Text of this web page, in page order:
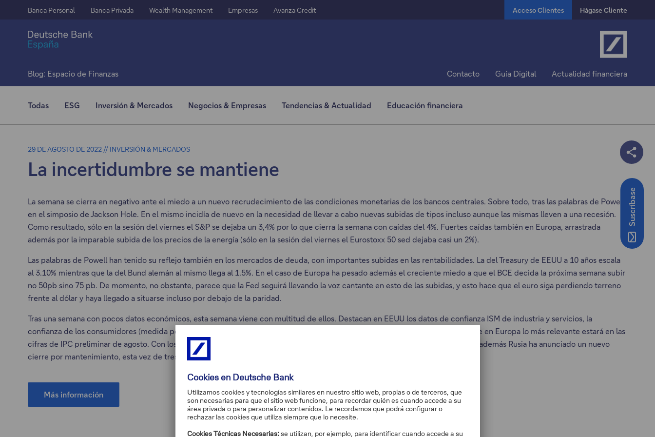
Ir al menú principal
Banca Personal Banca Privada Wealth Management Empresas Avanza Credit Acceso Clientes Hágase Cliente
Blog: Espacio de Finanzas Contacto Guía Digital Actualidad financiera
Todas ESG Inversión & Mercados Negocios & Empresas Tendencias & Actualidad Educación financiera
Suscríbase
29 DE AGOSTO DE 2022 // INVERSIÓN & MERCADOS
La incertidumbre se mantiene
La semana se cierra en negativo ante el miedo a un nuevo recrudecimiento de las condiciones monetarias de los bancos centrales. Sobre todo, tras las palabras de Powell
en el simposio de Jackson Hole. En el mismo incidía de nuevo en la necesidad de llevar a cabo nuevas subidas de tipos incluso aunque las mismas lleven a una recesión.
Como resultado, sólo en la sesión del viernes el S&P se dejaba un 3,4% por lo que cierra la semana con caídas del 4%. Fuertes caídas también en Europa, arrastrada
además por la imparable subida de los precios de la energía (sólo en la sesión del viernes el Eurostoxx 50 sed dejaba casi un 2%).
Las palabras de Powell han tenido su reflejo también en los mercados de deuda, con importantes subidas en las rentabilidades. La del Treasury de EEUU a 10 años escala
al 3.10% mientras que la del Bund alemán al mismo llega al 1.5%. En el caso de Europa ha pesado además el creciente miedo a que el BCE decida la próxima semana subir
no 50pb sino 75 pb. De momento, no obstante, parece que la Fed seguirá llevando la voz cantante en esto de las subidas, y esto hace que el euro siga perdiendo terreno
frente al dólar y haya llegado a situarse incluso por debajo de la paridad.
Tras una semana con pocos datos económicos, esta semana viene con multitud de ellos. Destacan en EEUU los datos de confianza ISM de industria y servicios, la
confianza de los consumidores (medida por el Conference Board) y la cifra de creación de empleo del mes de julio, mientras que en Europa lo más relevante estará en las
cifras de IPC preliminar de agosto. Con los precios de la energía de nuevo disparados, se espera una cifra muy alta. Esta semana además Rusia ha anunciado un nuevo
cierre por mantenimiento, esta vez de tres días, del Nordstream 1. Mucha volatilidad a la vista.
Más información
Este